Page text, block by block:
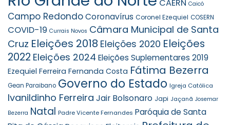
CAERN Caicó
Campo RedondoCoronavírus Coronel Ezequiel COSERN
COVID-19 Currais Novos Câmara Municipal de Santa
Cruz Eleições 2018 Eleições 2020 Eleições
2022 Eleições 2024 Eleições Suplementares 2019
Ezequiel Ferreira Fernanda Costa Fátima Bezerra
Gean Paraibano Governo do Estado Igreja Católica
Ivanildinho Ferreira Jair Bolsonaro Japi Jaçanã Josemar
Bezerra Natal Padre Vicente Fernandes Paróquia de Santa